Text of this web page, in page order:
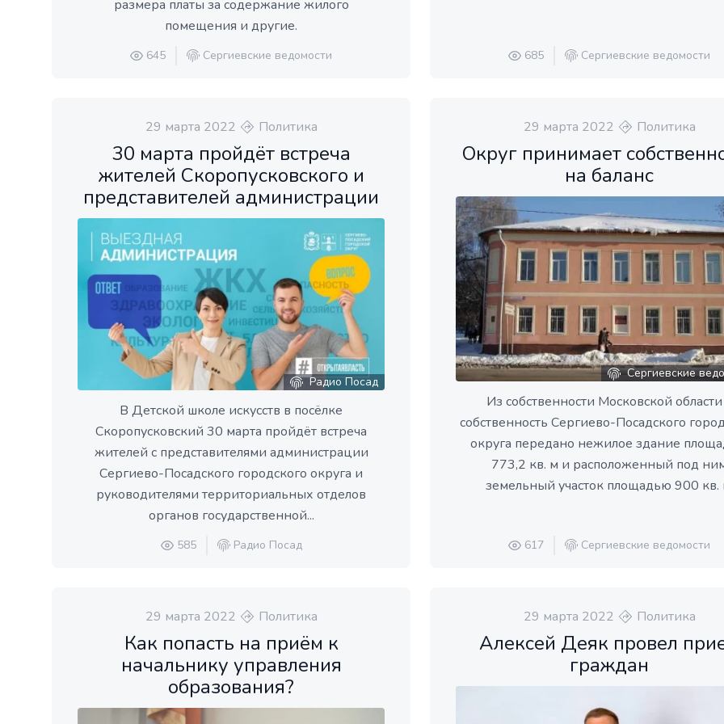
размера платы за содержание жилого
помещения и другие.
645 Сергиевские ведомости 685 Сергиевские ведомости
29 марта 2022 Политика
30 марта пройдёт встреча
жителей Скоропусковского и
представителей администрации
Радио Посад
В Детской школе искусств в посёлке
Скоропусковский 30 марта пройдёт встреча
жителей с представителями администрации
Сергиево-Посадского городского округа и
руководителями территориальных отделов
органов государственной...
585 Радио Посад
29 марта 2022 Политика
Округ принимает
на баланс
Сергиевские
Из собственности Московской
собственность Сергиево-Посадского
округа передано нежилое здание
773,2 кв. м и расположенный под
земельный участок площадью 900 кв.
617 Сергиевские ведомости
29 марта 2022 Политика
Как попасть на приём к
начальнику управления
образования?
29 марта 2022 Политика
Алексей Деяк провел
граждан